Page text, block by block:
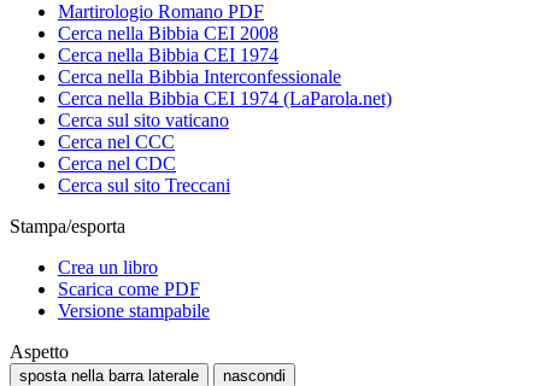
Martirologio Romano PDF
Cerca nella Bibbia CEI 2008
Cerca nella Bibbia CEI 1974
Cerca nella Bibbia Interconfessionale
Cerca nella Bibbia CEI 1974 (LaParola.net)
Cerca sul sito vaticano
Cerca nel CCC
Cerca nel CDC
Cerca sul sito Treccani
Stampa/esporta
Crea un libro
Scarica come PDF
Versione stampabile
Aspetto
sposta nella barra laterale nascondi